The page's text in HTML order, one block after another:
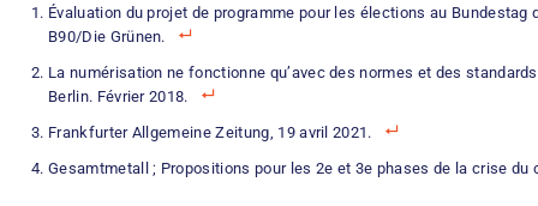
Évaluation du projet de programme pour les élections au Bundestag
B90/Die Grünen.
La numérisation ne fonctionne qu’avec des normes et des standards
Berlin. Février 2018.
Frankfurter Allgemeine Zeitung, 19 avril 2021.
Gesamtmetall ; Propositions pour les 2e et 3e phases de la crise du